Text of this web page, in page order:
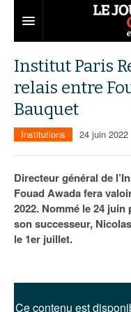
Territoires
Aménagement
Collectivités
Services urbains
Entreprises
Développement
Attractivité
Innovation
Marchés publics
Départements
77
78
92
Nominations
Portraits
Les Assises du Grand
Éditions
Le podcast
Lire les résumés
Institut Paris
relais entre
Bauquet
Institutions 24 juin 2022
Directeur général de
Fouad Awada fera
2022. Nommé le 24
son successeur,
le 1er juillet.
Ce contenu est